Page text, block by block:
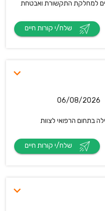
למחלקת התקשורת ואבטחת
06/08/2026
בתחום הרפואי לצוות